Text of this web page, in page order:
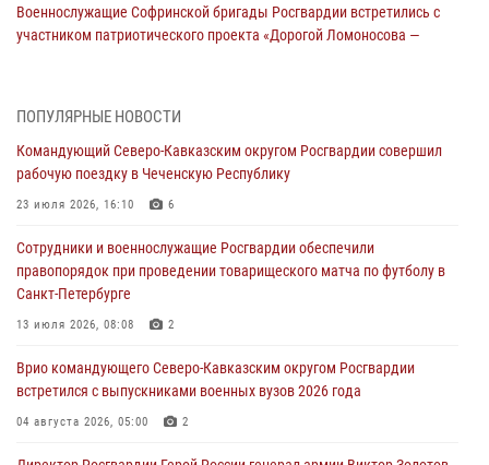
Военнослужащие Софринской бригады Росгвардии встретились с
участником патриотического проекта «Дорогой Ломоносова —
настольному теннису ко Дню физкультурника
08 августа 2026, 07:00
Кузбассе
08 августа 2026, 07:00
ОМОН «Ойрат» Управления Росгвардии по Республике Калмыкия
08 августа 2026, 07:00
В Москве росгвардейцы оказали помощь медикам и девушке с
ПОПУЛЯРНЫЕ НОВОСТИ
Командующий Северо-Кавказским округом Росгвардии совершил
рабочую поездку в Чеченскую Республику
23 июля 2026, 16:10 6
Сотрудники и военнослужащие Росгвардии обеспечили
правопорядок при проведении товарищеского матча по футболу в
Санкт-Петербурге
13 июля 2026, 08:08 2
Врио командующего Северо-Кавказским округом Росгвардии
встретился с выпускниками военных вузов 2026 года
04 августа 2026, 05:00 2